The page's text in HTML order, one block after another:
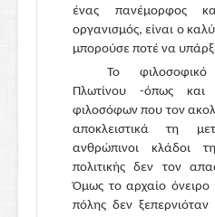
ένας πανέμορφος
οργανισμός, είναι ο
μπορούσε ποτέ να
Το
Πλωτίνου -όπως και
φιλοσόφων που τον
αποκλειστικά τη
ανθρώπινοι κλάδοι
πολιτικής δεν τον
Όμως το αρχαίο όνειρο
πόλης δεν